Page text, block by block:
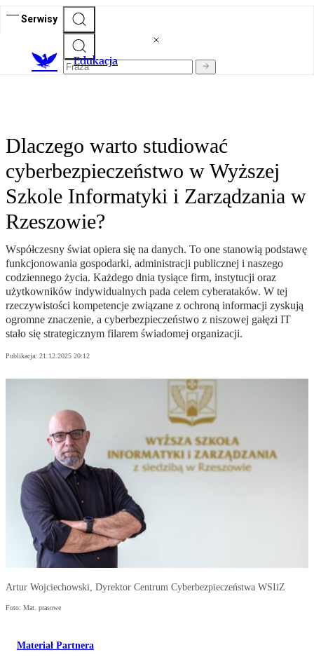
Serwisy
Edukacja
Dlaczego warto studiować
cyberbezpieczeństwo w Wyższej
Szkole Informatyki i Zarządzania w
Rzeszowie?
Współczesny świat opiera się na danych. To one stanowią podstawę
funkcjonowania gospodarki, administracji publicznej i naszego
codziennego życia. Każdego dnia tysiące firm, instytucji oraz
użytkowników indywidualnych pada celem cyberataków. W tej
rzeczywistości kompetencje związane z ochroną informacji zyskują
ogromne znaczenie, a cyberbezpieczeństwo z niszowej gałęzi IT
stało się strategicznym filarem świadomej organizacji.
Publikacja: 21.12.2025 20:12
Artur Wojciechowski, Dyrektor Centrum Cyberbezpieczeństwa WSIiZ
Foto: Mat. prasowe
Materiał Partnera